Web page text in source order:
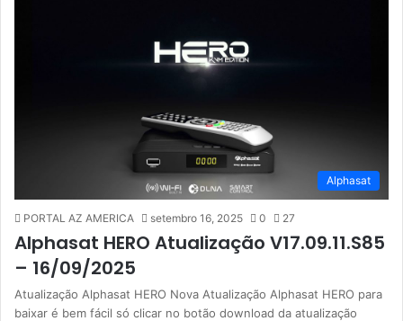
Alphasat
PORTAL AZ AMERICA setembro 16, 2025 0 27
Alphasat HERO Atualização V17.09.11.S85
– 16/09/2025
Atualização Alphasat HERO Nova Atualização Alphasat HERO para
baixar é bem fácil só clicar no botão download da atualização